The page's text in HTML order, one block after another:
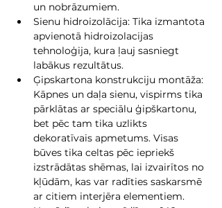
un nobrāzumiem.
Sienu hidroizolācija: Tika izmantota
apvienotā hidroizolacijas
tehnoloģija, kura ļauj sasniegt
labākus rezultātus.
Ģipskartona konstrukciju montāža:
Kāpnes un daļa sienu, vispirms tika
pārklātas ar speciālu ģipškartonu,
bet pēc tam tika uzlikts
dekoratīvais apmetums. Visas
būves tika celtas pēc iepriekš
izstrādātas shēmas, lai izvairītos no
kļūdām, kas var radīties saskarsmē
ar citiem interjēra elementiem.